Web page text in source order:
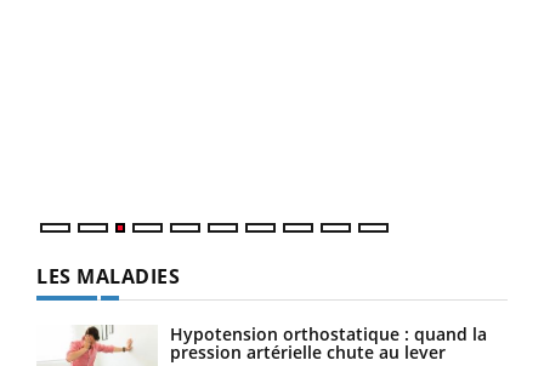
LES MALADIES
Hypotension orthostatique : quand la
pression artérielle chute au lever